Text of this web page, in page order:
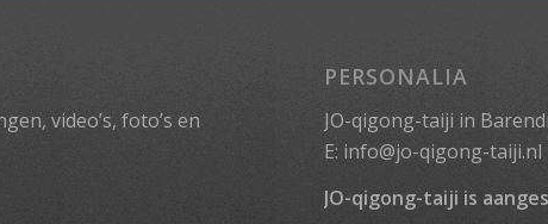
video’s, foto’s en
PERSONALIA
JO-qigong-taiji in
E: info@jo-qigong-taiji.nl
JO-qigong-taiji is